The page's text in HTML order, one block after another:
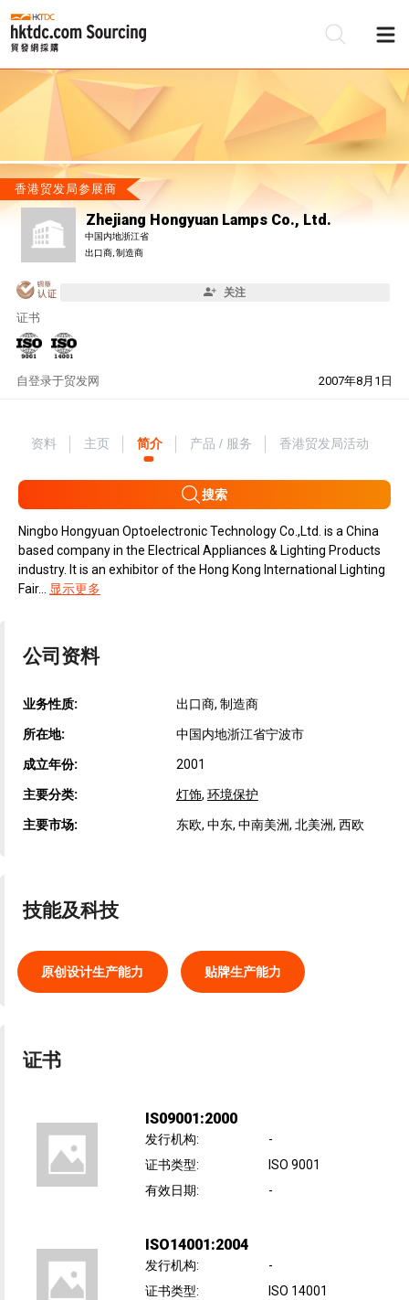
香港贸发局参展商
Zhejiang Hongyuan Lamps Co., Ltd.
中国内地浙江省
出口商, 制造商
关注
证书
自 2007年8月1日
登录于贸发网
资料 主页 简介 产品 / 服务 香港贸发局活动
搜索
Ningbo Hongyuan Optoelectronic Technology Co.,Ltd. is a China
based company in the Electrical Appliances & Lighting Products
industry. It is an exhibitor of the Hong Kong International Lighting
Fair...
显示更多
公司资料
业务性质: 出口商, 制造商
所在地: 中国内地浙江省宁波市
成立年份: 2001
主要分类: 灯饰, 环境保护
主要市场: 东欧, 中东, 中南美洲, 北美洲, 西欧
技能及科技
原创设计生产能力 贴牌生产能力
证书
IS09001:2000
发行机构:
-
证书类型:
ISO 9001
有效日期: -
ISO14001:2004
发行机构:
-
证书类型:
ISO 14001